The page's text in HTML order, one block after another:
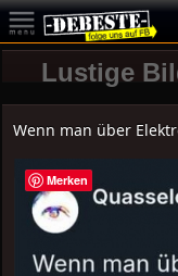
Lustige
Wenn man über
Merken